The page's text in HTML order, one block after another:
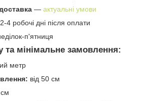
— актуальні умови
4 робочі дні після оплати
п'ятниця
та мінімальне замовлення:
метр
від 50 см